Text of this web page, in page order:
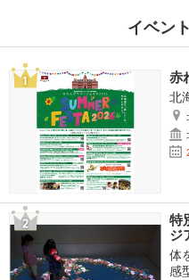
イベン
赤
北
特
ジ
体
感